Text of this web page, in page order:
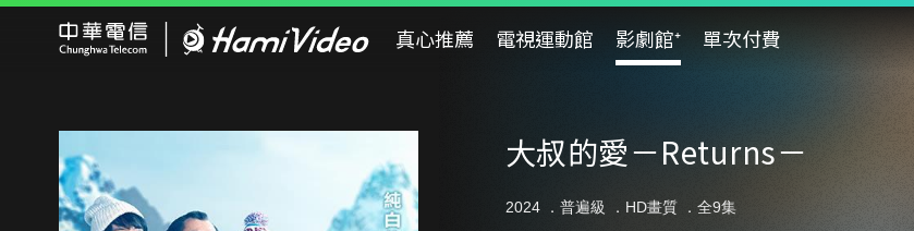
真心推薦 電視運動館 影劇館⁺ 單次付費
大叔的愛－Returns－
2024 ． 普遍級 ．HD畫質 ．全9集